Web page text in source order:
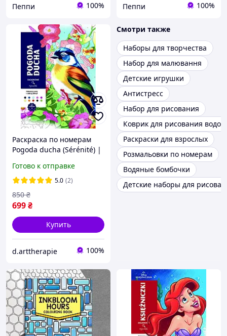
Пеппи 100% Пеппи 100%
Раскраска по номерам
Pogoda ducha (Sérénité) |
Готово к отправке
5.0 (2)
699₴
850 ₴
Купить
d.arttherapie 100%
Смотри также
Наборы для творчества
Набор для малювання
Детские игрушки
Антистресс
Набор для рисования
Коврик для рисования водой
Раскраски для взрослых
Розмальовки по номерам
Водяные бомбочки
Детские наборы для